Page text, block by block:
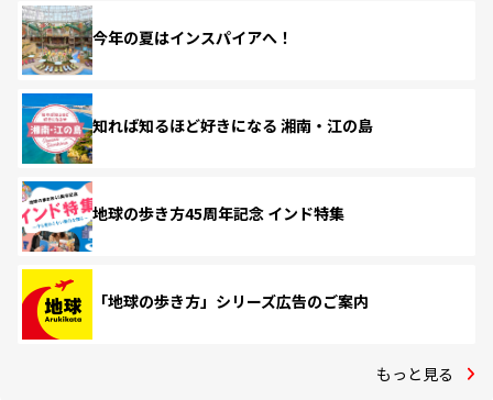
今年の夏はインスパイアへ！
知れば知るほど好きになる 湘南・江の島
地球の歩き方45周年記念 インド特集
「地球の歩き方」シリーズ広告のご案内
もっと見る